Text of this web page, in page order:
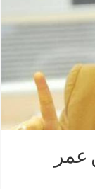
عمر